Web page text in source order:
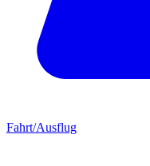
Fahrt/Ausflug